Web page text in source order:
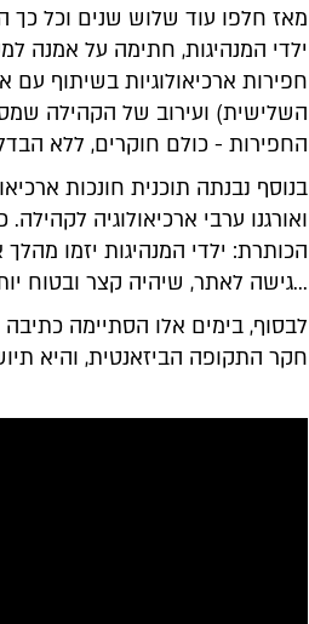
מאז חלפו עוד שלוש שנים וכל כך
ילדי המנהיגות, חתימה על אמנה
חפירות ארכיאולוגיות בשיתוף עם
השלישית) ועירוב של הקהילה
החפירות - כולם חוקרים, ללא
בנוסף נבנתה תוכנית חונכות
ואורגנו ערבי ארכיאולוגיה לקהילה.
הכותרת: ילדי המנהיגות יזמו
גישה לאתר, שיהיה קצר ובטוח יותר...
לבסוף, בימים אלו הסתיימה
חקר התקופה הביזאנטית, והיא